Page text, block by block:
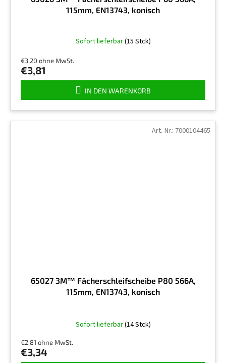
115mm, EN13743, konisch
Die
durchschnittliche
5
Sternen.
Sofort lieferbar(15 Stck)
€3,20 ohne MwSt.
€3,81
IN DEN WARENKORB
65027 3M™ Fächerschleifscheibe P80 566A,
115mm, EN13743, konisch
Sofort lieferbar(14 Stck)
€2,81 ohne MwSt.
€3,34
Art.-Nr.: 7000104465